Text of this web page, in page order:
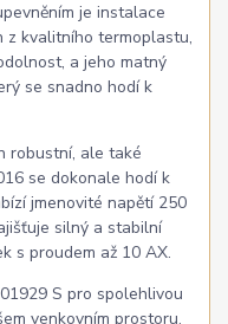
je instalace
z kvalitního termoplastu,
a jeho matný
se snadno hodí k
robustní, ale také
se dokonale hodí k
jmenovité napětí 250
silný a stabilní
s proudem až 10 AX.
S pro spolehlivou
venkovním prostoru.